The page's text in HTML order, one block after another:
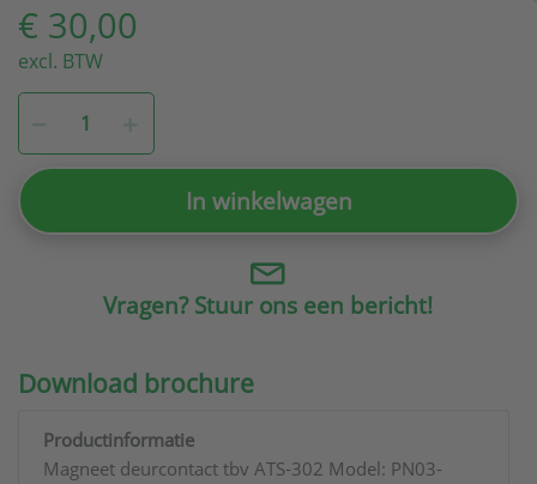
€ 30,00
excl. BTW
In winkelwagen
Vragen? Stuur ons een bericht!
Download brochure
Productinformatie
Magneet deurcontact tbv ATS-302 Model: PN03-